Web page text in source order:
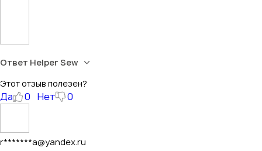
Ответ Helper Sew
Этот отзыв полезен?
Да 0 Нет 0
r*******a@yandex.ru